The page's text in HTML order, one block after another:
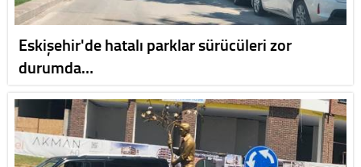
Eskişehir'de hatalı parklar sürücüleri zor
durumda…